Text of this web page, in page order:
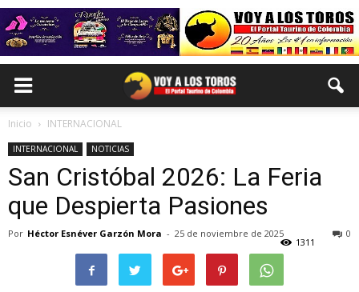
Inicio INTERNACIONAL
INTERNACIONAL NOTICIAS
San Cristóbal 2026: La Feria
que Despierta Pasiones
Por Héctor Esnéver Garzón Mora - 25 de noviembre de 2025 0
1311